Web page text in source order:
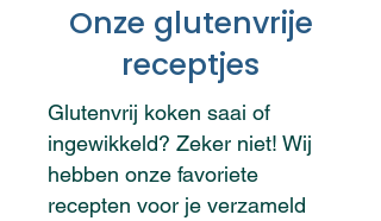
Onze glutenvrije
receptjes
Glutenvrij koken saai of
ingewikkeld? Zeker niet! Wij
hebben onze favoriete
recepten voor je verzameld